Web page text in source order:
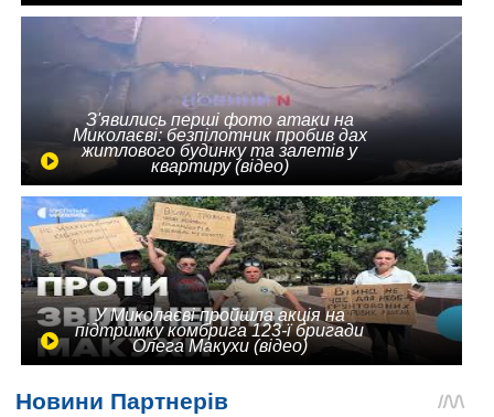
З'явились перші фото атаки на
Миколаєві: безпілотник пробив дах
житлового будинку та залетів у
квартиру (відео)
У Миколаєві пройшла акція на
підтримку комбрига 123-ї бригади
Олега Макухи (відео)